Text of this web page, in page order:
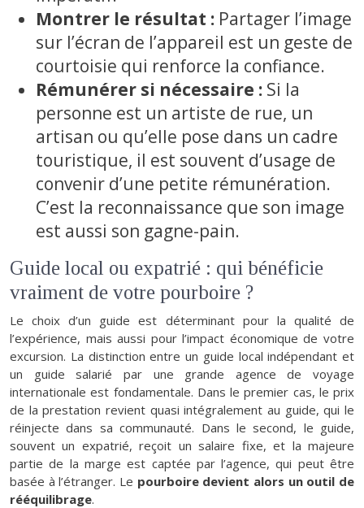
Montrer le résultat : Partager l’image
sur l’écran de l’appareil est un geste de
courtoisie qui renforce la confiance.
Rémunérer si nécessaire : Si la
personne est un artiste de rue, un
artisan ou qu’elle pose dans un cadre
touristique, il est souvent d’usage de
convenir d’une petite rémunération.
C’est la reconnaissance que son image
est aussi son gagne-pain.
Guide local ou expatrié : qui bénéficie
vraiment de votre pourboire ?
Le choix d’un guide est déterminant pour la qualité de
l’expérience, mais aussi pour l’impact économique de votre
excursion. La distinction entre un guide local indépendant et
un guide salarié par une grande agence de voyage
internationale est fondamentale. Dans le premier cas, le prix
de la prestation revient quasi intégralement au guide, qui le
réinjecte dans sa communauté. Dans le second, le guide,
souvent un expatrié, reçoit un salaire fixe, et la majeure
partie de la marge est captée par l’agence, qui peut être
basée à l’étranger. Le pourboire devient alors un outil de
rééquilibrage.